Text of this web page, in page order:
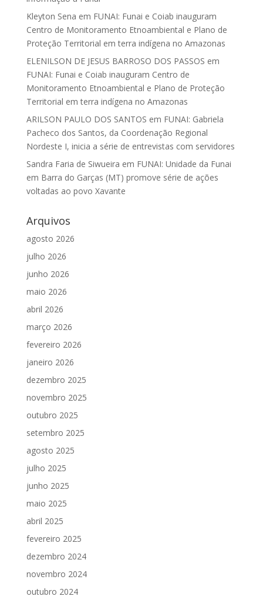
Kleyton Sena em FUNAI: Funai e Coiab inauguram
Centro de Monitoramento Etnoambiental e Plano de
Proteção Territorial em terra indígena no Amazonas
ELENILSON DE JESUS BARROSO DOS PASSOS em
FUNAI: Funai e Coiab inauguram Centro de
Monitoramento Etnoambiental e Plano de Proteção
Territorial em terra indígena no Amazonas
ARILSON PAULO DOS SANTOS em FUNAI: Gabriela
Pacheco dos Santos, da Coordenação Regional
Nordeste I, inicia a série de entrevistas com servidores
Sandra Faria de Siwueira em FUNAI: Unidade da Funai
em Barra do Garças (MT) promove série de ações
voltadas ao povo Xavante
Arquivos
agosto 2026
julho 2026
junho 2026
maio 2026
abril 2026
março 2026
fevereiro 2026
janeiro 2026
dezembro 2025
novembro 2025
outubro 2025
setembro 2025
agosto 2025
julho 2025
junho 2025
maio 2025
abril 2025
fevereiro 2025
dezembro 2024
novembro 2024
outubro 2024